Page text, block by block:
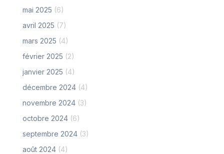
mai 2025 (6)
avril 2025 (7)
mars 2025 (4)
février 2025 (2)
janvier 2025 (4)
décembre 2024 (4)
novembre 2024 (3)
octobre 2024 (6)
septembre 2024 (3)
août 2024 (4)